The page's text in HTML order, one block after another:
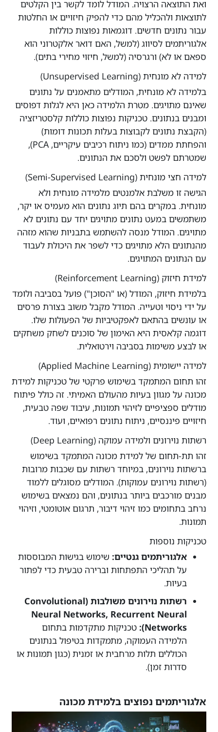
ואת התוצאה הרצויה. המודל לומד לקשר בין הקלטים
לתוצאות ולהכליל מהם כדי להפיק חיזויים או החלטות
עבור נתונים חדשים. דוגמאות נפוצות כוללות
אלגוריתמים לסיווג (למשל, האם דואר אלקטרוני הוא
ספאם או לא) ורגרסיה (למשל, חיזוי מחירי בתים).
למידה לא מונחית (Unsupervised Learning)
בלמידה לא מונחית, המודלים מתאמנים על נתונים
שאינם מתויגים. מטרת הלמידה כאן היא לגלות דפוסים
ומבנים בנתונים. טכניקות נפוצות כוללות קלסטריזציה
(הקבצת נתונים לקבוצות בעלות תכונות דומות)
והפחתת ממדים (כמו ניתוח רכיבים עיקריים, PCA),
שמטרתם לפשט ולסכם את הנתונים.
למידה חצי מונחית (Semi-Supervised Learning)
הגישה זו משלבת אלמנטים מלמידה מונחית ולא
מונחית. במקרים בהם תיוג נתונים הוא מעמיס או יקר,
משתמשים במעט נתונים מתויגים יחד עם נתונים לא
מתויגים. המודל מנסה להשתמש בתבניות שהוא מזהה
מהנתונים הלא מתויגים כדי לשפר את היכולת לעבוד
עם הנתונים המתויגים.
למידת חיזוק (Reinforcement Learning)
בלמידת חיזוק, המודל (או "הסוכן") פועל בסביבה ולומד
על ידי ניסוי וטעייה. המודל מקבל משוב בצורת פרסים
או עונשים בהתאם לאפקטיביות של הפעולות שלו.
דוגמה קלאסית היא האימון של סוכנים לשחק משחקים
או לבצע משימות בסביבה וירטואלית.
למידה יישומית (Applied Machine Learning)
זהו תחום המתמקד בשימוש פרקטי של טכניקות למידת
מכונה על מגוון בעיות מהעולם האמיתי. זה כולל פיתוח
מודלים ספציפיים לזיהוי תמונות, עיבוד שפה טבעית,
חיזויים פיננסיים, ניתוח נתונים רפואיים, ועוד.
רשתות נוירונים ולמידה עמוקה (Deep Learning)
זהו תת-תחום של למידת מכונה המתמקד בשימוש
ברשתות נוירונים, במיוחד רשתות עם שכבות מרובות
(רשתות נוירונים עמוקות). המודלים מסוגלים ללמוד
מבנים מורכבים ביותר בנתונים, והם נמצאים בשימוש
נרחב בתחומים כמו זיהוי דיבור, תרגום אוטומטי, וזיהוי
תמונות.
טכניקות נוספות
אלגוריתמים גנטיים: שימוש בגישות המבוססות
על תהליכי התפתחות וברירה טבעית כדי לפתור
בעיות.
רשתות נוירונים משולבות (Convolutional
Neural Networks, Recurrent Neural
Networks):
טכניקות מתקדמות בתחום
הלמידה העמוקה, מתמקדות בטיפול בנתונים
הכוללים תלות מרחבית או זמנית (כגון תמונות או
סדרות זמן).
אלגוריתמים נפוצים בלמידת מכונה